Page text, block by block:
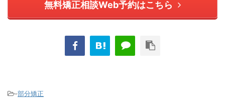
無料矯正相談Web予約はこちら
-部分矯正